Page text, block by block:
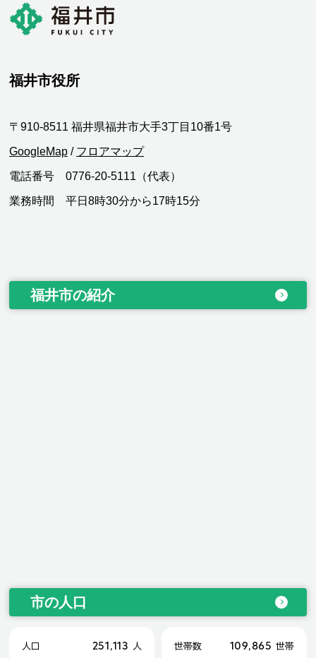
福井市役所
〒910-8511 福井県福井市大手3丁目10番1号
GoogleMap / フロアマップ
電話番号 0776-20-5111（代表）
業務時間 平日8時30分から17時15分
福井市の紹介
市の人口
人口 251,113 人 世帯数 109,865 世帯